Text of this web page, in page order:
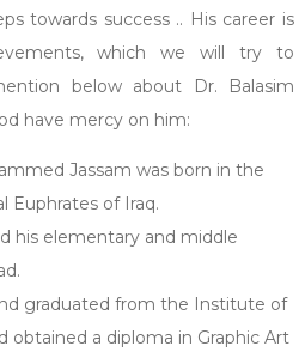
towards success .. His career is
which we will try to
below about Dr. Balasim
have mercy on him:
Jassam was born in the
Euphrates of Iraq.
his elementary and middle
graduated from the Institute of
obtained a diploma in Graphic Art